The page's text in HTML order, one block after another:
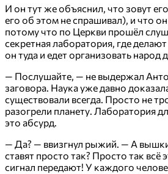
И он тут же объяснил, что зовут
его об этом не спрашивал), и что
потому что по Церкви прошёл
секретная лаборатория, где
он туда и едет организовать народ
— Послушайте, — не выдержал
заговора. Наука уже давно
существовали всегда. Просто не
разогрели планету. Лаборатория
это абсурд.
— Да? — ввизгнул рыжий. — А
ставят просто так? Просто так всё
сигнал передают! У каждого